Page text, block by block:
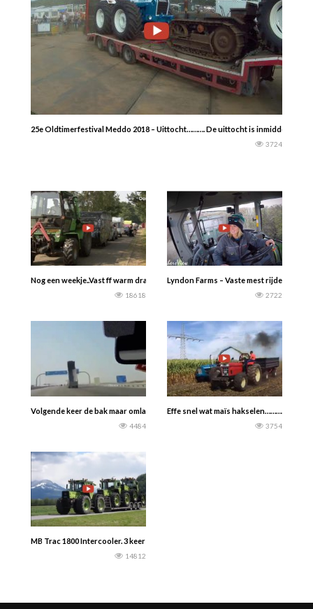
25e Oldtimerfestival Meddo 2018 – Uittocht………. De uittocht is inmiddels een
3724
Nog een weekje..Vast ff warm draaien…..Overijsselaars zijn er klaar voor: de
18618
Lyndon Farms – Vaste mest rijden met
2722
Volgende keer de bak maar omlaag.
4484
Effe snel wat maïs hakselen…………
3754
MB Trac 1800 Intercooler. 3 keer originele MB Trac 1800!
14812